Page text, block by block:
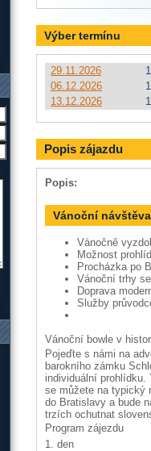
Výber termínu
29.11.2026
06.12.2026
13.12.2026
Popis zájazdu
Popis:
Vánoční
Vánočně
Možnost
Procházka po
Vánoční trhy
Doprava
Služby
Vánoční bowle v
Pojeďte s námi na
barokního zámku
individuální
se můžete na typický
do Bratislavy a bude
trzích ochutnat
Program zájezdu
1. den